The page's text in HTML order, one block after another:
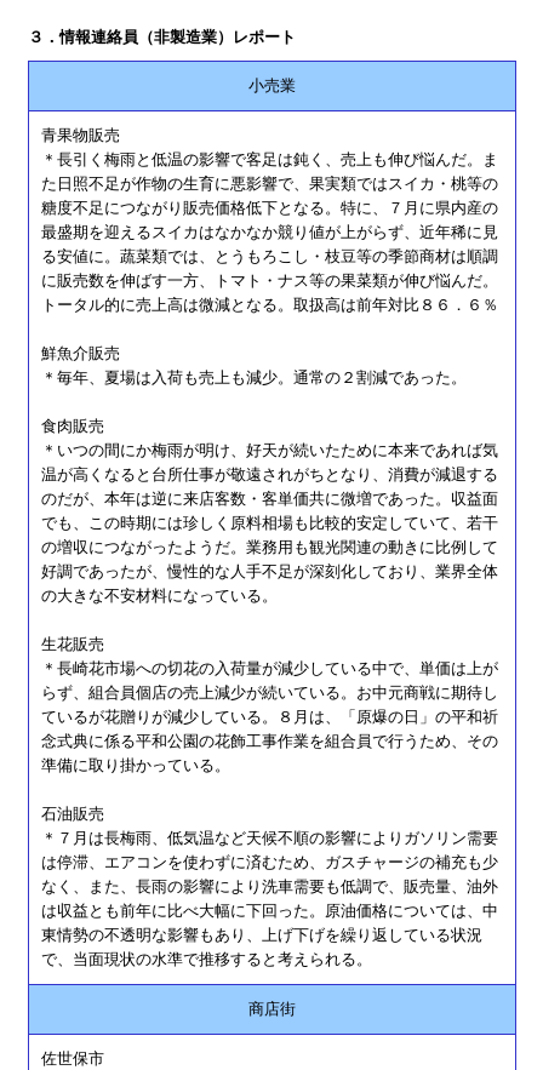
３．情報連絡員（非製造業）レポート
小売業
青果物販売
＊長引く梅雨と低温の影響で客足は鈍く、売上も伸び悩んだ。ま
た日照不足が作物の生育に悪影響で、果実類ではスイカ・桃等の
糖度不足につながり販売価格低下となる。特に、７月に県内産の
最盛期を迎えるスイカはなかなか競り値が上がらず、近年稀に見
る安値に。蔬菜類では、とうもろこし・枝豆等の季節商材は順調
に販売数を伸ばす一方、トマト・ナス等の果菜類が伸び悩んだ。
トータル的に売上高は微減となる。取扱高は前年対比８６．６％
鮮魚介販売
＊毎年、夏場は入荷も売上も減少。通常の２割減であった。
食肉販売
＊いつの間にか梅雨が明け、好天が続いたために本来であれば気
温が高くなると台所仕事が敬遠されがちとなり、消費が減退する
のだが、本年は逆に来店客数・客単価共に微増であった。収益面
でも、この時期には珍しく原料相場も比較的安定していて、若干
の増収につながったようだ。業務用も観光関連の動きに比例して
好調であったが、慢性的な人手不足が深刻化しており、業界全体
の大きな不安材料になっている。
生花販売
＊長崎花市場への切花の入荷量が減少している中で、単価は上が
らず、組合員個店の売上減少が続いている。お中元商戦に期待し
ているが花贈りが減少している。８月は、「原爆の日」の平和祈
念式典に係る平和公園の花飾工事作業を組合員で行うため、その
準備に取り掛かっている。
石油販売
＊７月は長梅雨、低気温など天候不順の影響によりガソリン需要
は停滞、エアコンを使わずに済むため、ガスチャージの補充も少
なく、また、長雨の影響により洗車需要も低調で、販売量、油外
は収益とも前年に比べ大幅に下回った。原油価格については、中
東情勢の不透明な影響もあり、上げ下げを繰り返している状況
で、当面現状の水準で推移すると考えられる。
商店街
佐世保市